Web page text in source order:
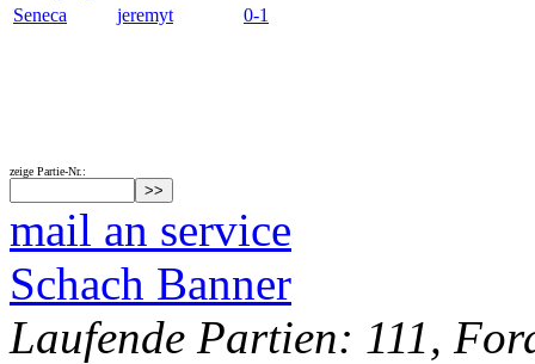
Seneca
jeremyt 0-1
zeige Partie-Nr.:
mail an service
Schach Banner
Laufende Partien: 111,